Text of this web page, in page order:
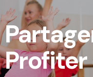
Profiter